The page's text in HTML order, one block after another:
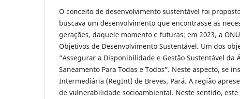
O conceito de desenvolvimento sustentável foi
buscava um desenvolvimento que encontrasse as
gerações, daquele momento e futuras; em 2023, a
Objetivos de Desenvolvimento Sustentável. Um dos
“Assegurar a Disponibilidade e Gestão Sustentável da
Saneamento Para Todas e Todos”. Neste aspecto, se
Intermediária (RegInt) de Breves, Pará. A região
de vulnerabilidade socioambiental. Neste sentido,